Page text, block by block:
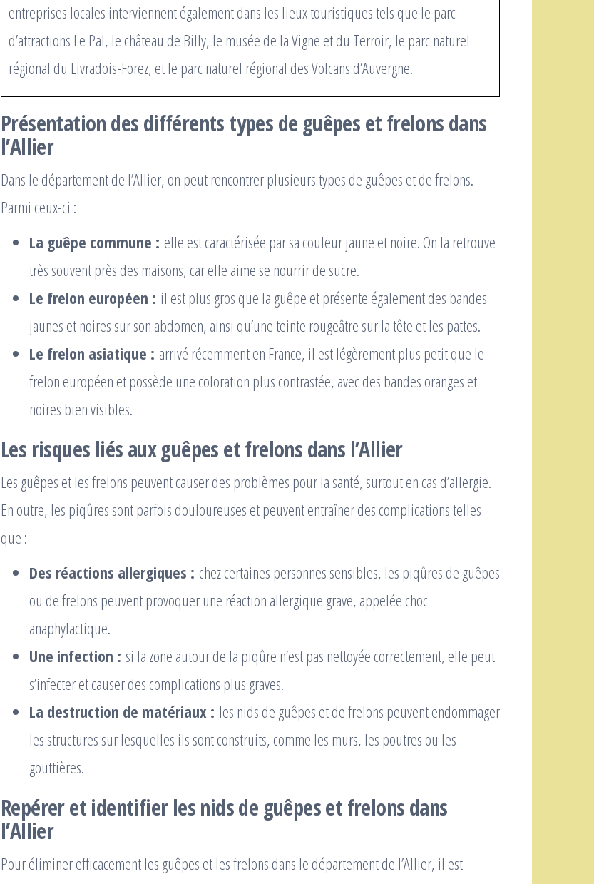
entreprises locales interviennent également dans les lieux touristiques tels que le parc
d’attractions Le Pal, le château de Billy, le musée de la Vigne et du Terroir, le parc naturel
régional du Livradois-Forez, et le parc naturel régional des Volcans d’Auvergne.
Présentation des différents types de guêpes et frelons dans
l’Allier
Dans le département de l’Allier, on peut rencontrer plusieurs types de guêpes et de frelons.
Parmi ceux-ci :
La guêpe commune : elle est caractérisée par sa couleur jaune et noire. On la retrouve
très souvent près des maisons, car elle aime se nourrir de sucre.
Le frelon européen : il est plus gros que la guêpe et présente également des bandes
jaunes et noires sur son abdomen, ainsi qu’une teinte rougeâtre sur la tête et les pattes.
Le frelon asiatique : arrivé récemment en France, il est légèrement plus petit que le
frelon européen et possède une coloration plus contrastée, avec des bandes oranges et
noires bien visibles.
Les risques liés aux guêpes et frelons dans l’Allier
Les guêpes et les frelons peuvent causer des problèmes pour la santé, surtout en cas d’allergie.
En outre, les piqûres sont parfois douloureuses et peuvent entraîner des complications telles
que :
Des réactions allergiques : chez certaines personnes sensibles, les piqûres de guêpes
ou de frelons peuvent provoquer une réaction allergique grave, appelée choc
anaphylactique.
Une infection : si la zone autour de la piqûre n’est pas nettoyée correctement, elle peut
s’infecter et causer des complications plus graves.
La destruction de matériaux : les nids de guêpes et de frelons peuvent endommager
les structures sur lesquelles ils sont construits, comme les murs, les poutres ou les
gouttières.
Repérer et identifier les nids de guêpes et frelons dans
l’Allier
Pour éliminer efficacement les guêpes et les frelons dans le département de l’Allier, il est